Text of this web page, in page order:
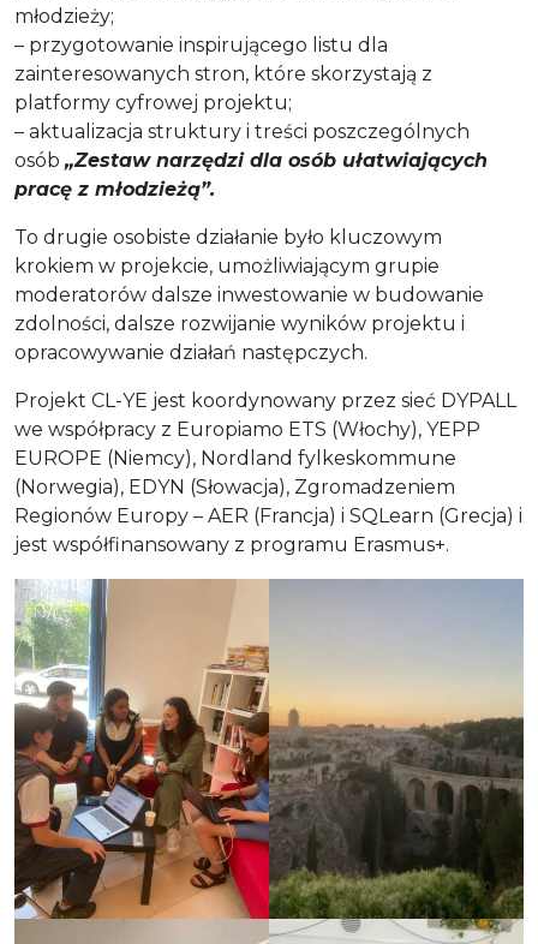
młodzieży;
– przygotowanie inspirującego listu dla
zainteresowanych stron, które skorzystają z
platformy cyfrowej projektu;
– aktualizacja struktury i treści poszczególnych
osób „Zestaw narzędzi dla osób ułatwiających
pracę z młodzieżą”.
To drugie osobiste działanie było kluczowym
krokiem w projekcie, umożliwiającym grupie
moderatorów dalsze inwestowanie w budowanie
zdolności, dalsze rozwijanie wyników projektu i
opracowywanie działań następczych.
Projekt CL-YE jest koordynowany przez sieć DYPALL
we współpracy z Europiamo ETS (Włochy), YEPP
EUROPE (Niemcy), Nordland fylkeskommune
(Norwegia), EDYN (Słowacja), Zgromadzeniem
Regionów Europy – AER (Francja) i SQLearn (Grecja) i
jest współfinansowany z programu Erasmus+.